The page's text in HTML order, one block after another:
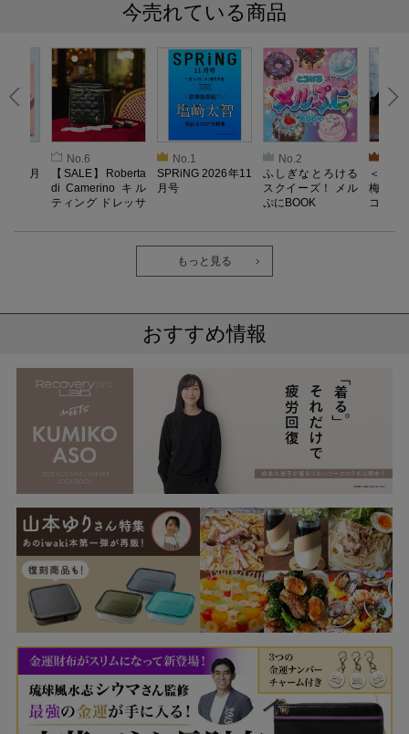
今売れている商品
年9月
No.6
【SALE】Roberta
di Camerino キル
ティング ドレッサ
No.1
SPRiNG 2026年11
月号
No.2
ふしぎなとろける
スクイーズ！ メル
ぷにBOOK
＜
梅があ
コンポ
もっと見る
おすすめ情報